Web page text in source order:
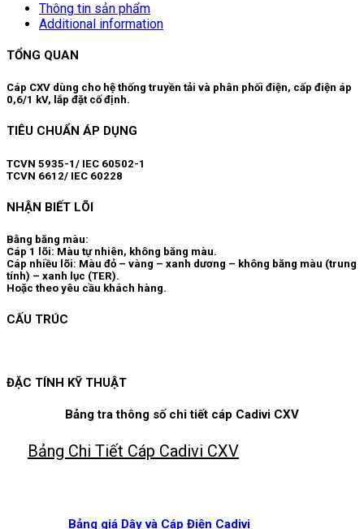
Thông tin sản phẩm
Additional information
TỔNG QUAN
Cáp CXV dùng cho hệ thống truyền tải và phân phối điện, cấp điện áp
0,6/1 kV, lắp đặt cố định.
TIÊU CHUẨN ÁP DỤNG
TCVN 5935-1/ IEC 60502-1
TCVN 6612/ IEC 60228
NHẬN BIẾT LÕI
Bằng băng màu:
Cáp 1 lõi: Màu tự nhiên, không băng màu.
Cáp nhiều lõi: Màu đỏ – vàng – xanh dương – không băng màu (trung
tính) – xanh lục (TER).
Hoặc theo yêu cầu khách hàng.
CẤU TRÚC
ĐẶC TÍNH KỸ THUẬT
Bảng tra thông số chi tiết cáp Cadivi CXV
Bảng Chi Tiết Cáp Cadivi CXV
Bảng giá Dây và Cáp Điện Cadivi